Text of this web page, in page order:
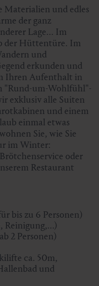
und edles
der ganz
Lage... Im
der Hüttentüre. Im
und
erkunden und
Ihren Aufenthalt in
"Rund-um-Wohlfühl"-
exklusiv alle Suiten
und einem
einmal etwas
Sie, wie Sie
im Winter:
oder
Restaurant
bis zu 6 Personen)
Reinigung,...)
2 Personen)
ca. 50m,
und